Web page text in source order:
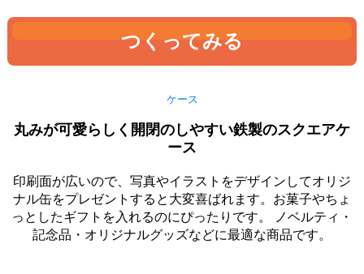
つくってみる
ケース
丸みが可愛らしく開閉のしやすい鉄製のスクエアケ
ース
印刷面が広いので、写真やイラストをデザインしてオリジ
ナル缶をプレゼントすると大変喜ばれます。お菓子やちょ
っとしたギフトを入れるのにぴったりです。 ノベルティ・
記念品・オリジナルグッズなどに最適な商品です。